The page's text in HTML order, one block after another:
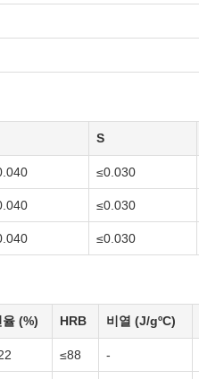
S
≤0.030
≤0.030
≤0.030
율 (%) HRB 비열 (J/gºC)
≤88 -